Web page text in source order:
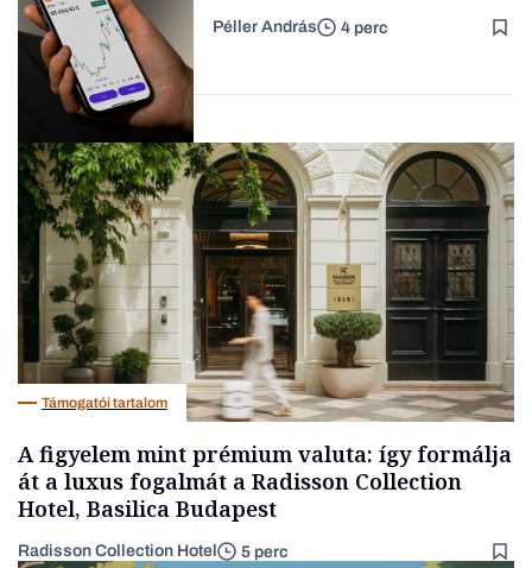
Forbes-sztori
Fintech
kriptoszolgáltatását az
fintech
Péller András 4 perc
Támogatói tartalom
A figyelem mint prémium valuta: így formálja
át a luxus fogalmát a Radisson Collection
Hotel, Basilica Budapest
Radisson Collection Hotel 5 perc